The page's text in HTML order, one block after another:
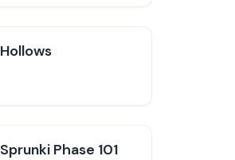
Hollows
Sprunki Phase 101